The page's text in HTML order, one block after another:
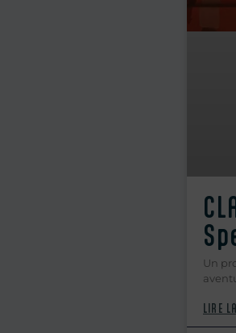
Un
LIRE